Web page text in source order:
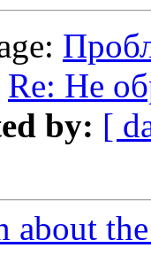
Re: Не
by: [
about